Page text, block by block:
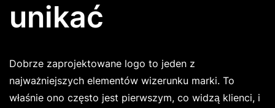
unikać
Dobrze zaprojektowane logo to jeden z
najważniejszych elementów wizerunku marki. To
właśnie ono często jest pierwszym, co widzą klienci, i